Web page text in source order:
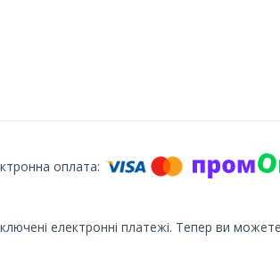
електронні платежі. Тепер ви